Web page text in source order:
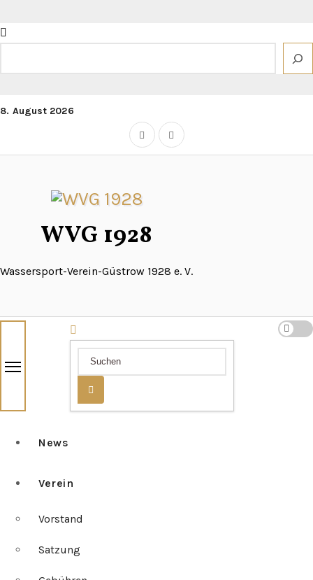
Inhalt
springen
8. August 2026
WVG 1928
Wassersport-Verein-Güstrow 1928 e. V.
News
Verein
Vorstand
Satzung